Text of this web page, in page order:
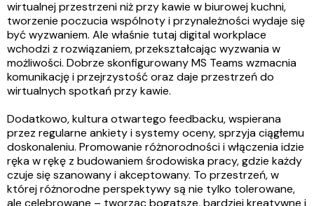
wirtualnej przestrzeni niż przy kawie w biurowej kuchni,
tworzenie poczucia wspólnoty i przynależności wydaje się
być wyzwaniem. Ale właśnie tutaj digital workplace
wchodzi z rozwiązaniem, przekształcając wyzwania w
możliwości. Dobrze skonfigurowany MS Teams wzmacnia
komunikację i przejrzystość oraz daje przestrzeń do
wirtualnych spotkań przy kawie.
Dodatkowo, kultura otwartego feedbacku, wspierana
przez regularne ankiety i systemy oceny, sprzyja ciągłemu
doskonaleniu. Promowanie różnorodności i włączenia idzie
ręka w rękę z budowaniem środowiska pracy, gdzie każdy
czuje się szanowany i akceptowany. To przestrzeń, w
której różnorodne perspektywy są nie tylko tolerowane,
ale celebrowane – tworząc bogatsze, bardziej kreatywne i